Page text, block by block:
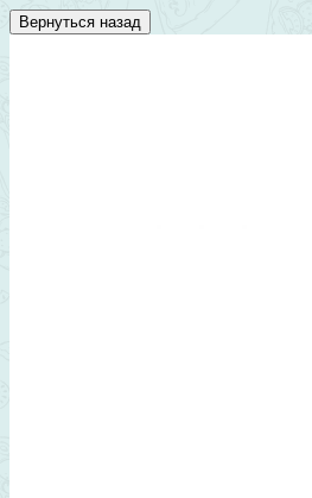
Вернуться назад